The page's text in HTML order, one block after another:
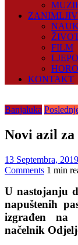
FILM
KONTAKT
Banjaluka
Novi azil za
13 Septembra, 2019
Comments 1 min
U nastojanju
napuštenih
izgrađen na
načelnik